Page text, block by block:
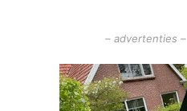
– advertenties –